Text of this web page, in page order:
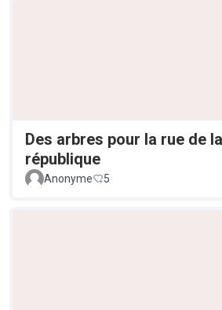
Des arbres pour la rue de la
république
Anonyme 5